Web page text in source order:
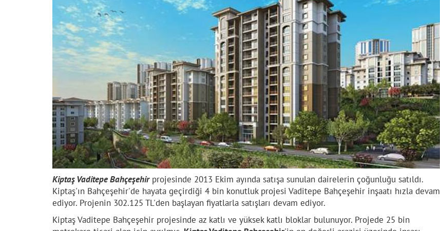
Kiptaş Vaditepe Bahçeşehirprojesinde 2013 Ekim ayında satışa sunulan dairelerin çoğunluğu satıldı.
Kiptaş'ın Bahçeşehir'de hayata geçirdiği 4 bin konutluk projesi Vaditepe Bahçeşehir inşaatı hızla devam
ediyor. Projenin 302.125 TL'den başlayan fiyatlarla satışları devam ediyor.
Kiptaş Vaditepe Bahçeşehir projesinde az katlı ve yüksek katlı bloklar bulunuyor. Projede 25 bin